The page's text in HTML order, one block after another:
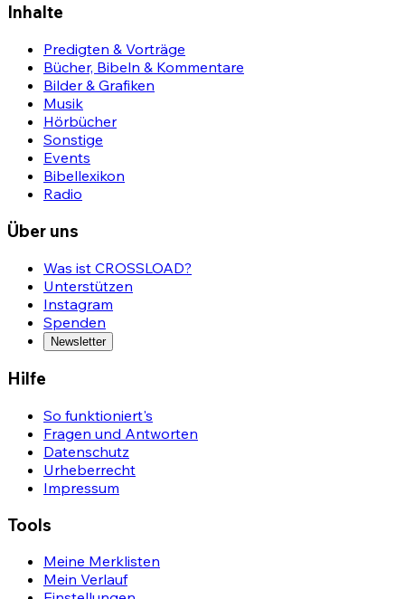
Inhalte
Predigten & Vorträge
Bücher, Bibeln & Kommentare
Bilder & Grafiken
Musik
Hörbücher
Sonstige
Events
Bibellexikon
Radio
Über uns
Was ist CROSSLOAD?
Unterstützen
Instagram
Spenden
Newsletter
Hilfe
So funktioniert's
Fragen und Antworten
Datenschutz
Urheberrecht
Impressum
Tools
Meine Merklisten
Mein Verlauf